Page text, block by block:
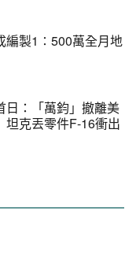
編製1∶500萬全月地
日：「萬鈞」撤離美
克丟零件F-16衝出